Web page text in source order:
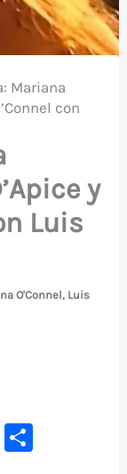
Mariana
con
y
Luis
O'Connel, Luis
Te